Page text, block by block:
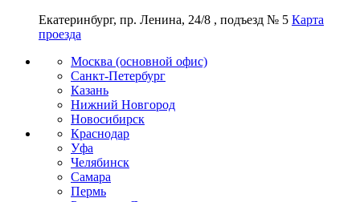
Екатеринбург, пр. Ленина, 24/8 , подъезд № 5 Карта
проезда
Москва (основной офис)
Санкт-Петербург
Казань
Нижний Новгород
Новосибирск
Краснодар
Уфа
Челябинск
Самара
Пермь